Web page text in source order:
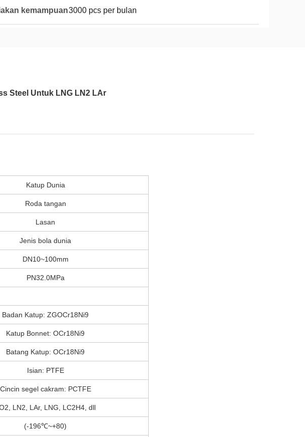
kemampuan3000 pcs per bulan
Steel Untuk LNG LN2 LAr
Katup Dunia
Roda tangan
Lasan
Jenis bola dunia
DN10~100mm
PN32.0MPa
Badan Katup: ZGOCr18Ni9
Katup Bonnet: OCr18Ni9
Batang Katup: OCr18Ni9
Isian: PTFE
Cincin segel cakram: PCTFE
LN2, LAr, LNG, LC2H4, dll
(-196℃~+80)